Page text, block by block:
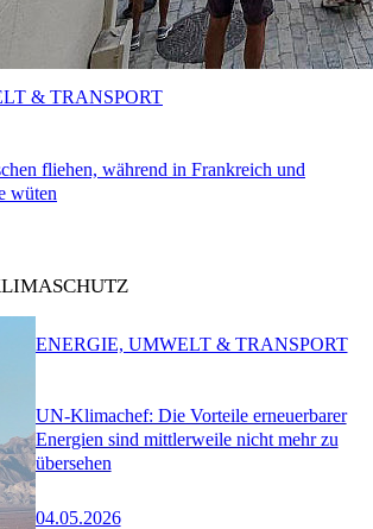
fliehen, während in Frankreich und
wüten
& TRANSPORT
UN-Klimachef: Die Vorteile erneuerbarer
Energien sind mittlerweile nicht mehr zu
übersehen
04.05.2026
ENERGIE, UMWELT & TRANSPORT